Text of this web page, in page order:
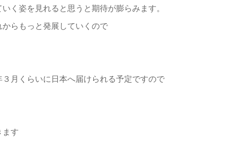
く姿を見れると思うと期待が膨らみます。
らもっと発展していくので
月くらいに日本へ届けられる予定ですので
ます